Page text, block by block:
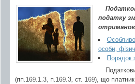
податку
особи,
Порядок
(пп.169.1.3, п.169.3, ст. 169), що